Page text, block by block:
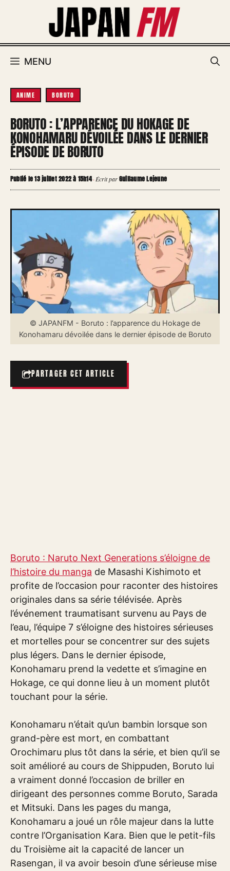
MENU
ANIME BORUTO
BORUTO : L’APPARENCE DU HOKAGE DE
KONOHAMARU DÉVOILÉE DANS LE DERNIER
ÉPISODE DE BORUTO
Publié le 13 juillet 2022 à 15h14·Écrit parGuillaume Lejeune
© JAPANFM - Boruto : l’apparence du Hokage de
Konohamaru dévoilée dans le dernier épisode de Boruto
PARTAGER CET ARTICLE
Boruto : Naruto Next Generations s’éloigne de
l’histoire du manga de Masashi Kishimoto et
profite de l’occasion pour raconter des histoires
originales dans sa série télévisée. Après
l’événement traumatisant survenu au Pays de
l’eau, l’équipe 7 s’éloigne des histoires sérieuses
et mortelles pour se concentrer sur des sujets
plus légers. Dans le dernier épisode,
Konohamaru prend la vedette et s’imagine en
Hokage, ce qui donne lieu à un moment plutôt
touchant pour la série.
Konohamaru n’était qu’un bambin lorsque son
grand-père est mort, en combattant
Orochimaru plus tôt dans la série, et bien qu’il se
soit amélioré au cours de Shippuden, Boruto lui
a vraiment donné l’occasion de briller en
dirigeant des personnes comme Boruto, Sarada
et Mitsuki. Dans les pages du manga,
Konohamaru a joué un rôle majeur dans la lutte
contre l’Organisation Kara. Bien que le petit-fils
du Troisième ait la capacité de lancer un
Rasengan, il va avoir besoin d’une sérieuse mise